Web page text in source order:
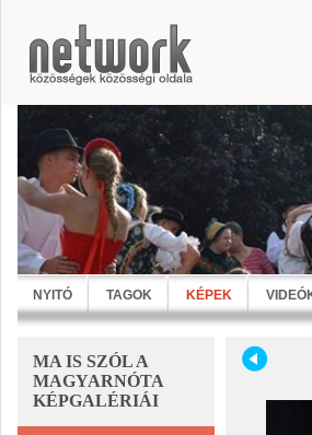
NYITÓ TAGOK KÉPEK
MA IS SZÓL A
MAGYARNÓTA
KÉPGALÉRIÁI